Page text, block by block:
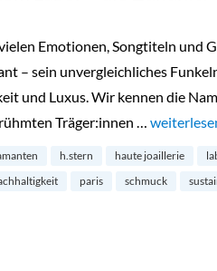
Emotionen, Songtiteln und
– sein unvergleichliches
und Luxus. Wir kennen die
Träger:innen …
h.stern haute joaillerie
paris schmuck